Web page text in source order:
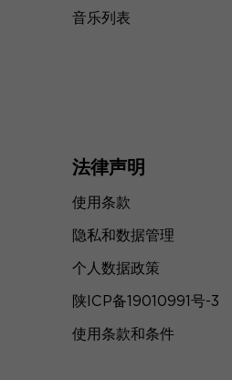
音乐列表
法律声明
使用条款
隐私和数据管理
个人数据政策
陕ICP备19010991号-3
使用条款和条件